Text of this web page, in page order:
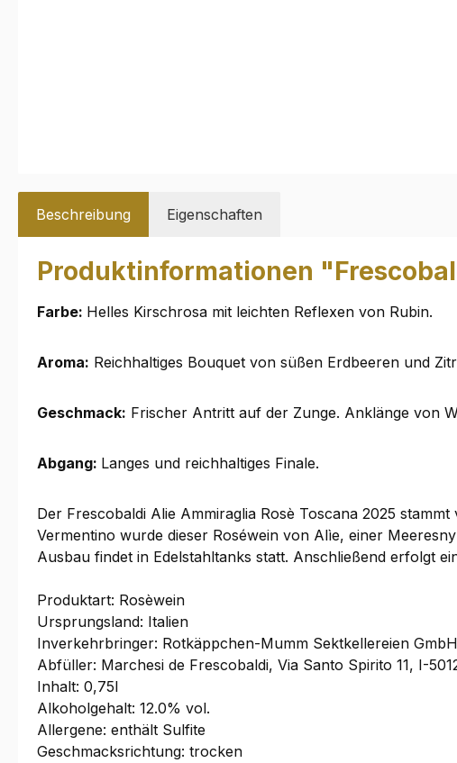
Beschreibung Eigenschaften
Produktinformationen
Farbe: Helles Kirschrosa mit leichten Reflexen von Rubin.
Aroma: Reichhaltiges Bouquet von süßen Erdbeeren und
Geschmack: Frischer Antritt auf der Zunge. Anklänge von
Abgang: Langes und reichhaltiges Finale.
Der Frescobaldi Alie Ammiraglia Rosè Toscana 2025
Vermentino wurde dieser Roséwein von Alìe, einer
Ausbau findet in Edelstahltanks statt. Anschließend erfolgt
Produktart: Rosèwein
Ursprungsland: Italien
Inverkehrbringer: Rotkäppchen-Mumm Sektkellereien
Abfüller: Marchesi de Frescobaldi, Via Santo Spirito 11, I-
Inhalt: 0,75l
Alkoholgehalt: 12.0% vol.
Allergene: enthält Sulfite
Geschmacksrichtung: trocken